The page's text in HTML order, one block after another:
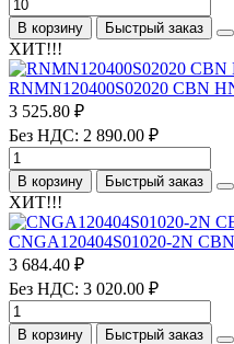
В корзину Быстрый заказ
ХИТ!!!
RNMN120400S02020 CBN
3 525.80 ₽
Без НДС: 2 890.00 ₽
В корзину Быстрый заказ
ХИТ!!!
CNGA120404S01020-2N
3 684.40 ₽
Без НДС: 3 020.00 ₽
В корзину Быстрый заказ